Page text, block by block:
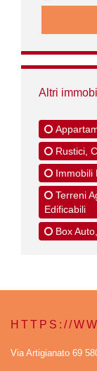
Altri
Rustici,
Immobili
Terreni
Edificabili
Box
HTTPS://
Via Artigianato 69